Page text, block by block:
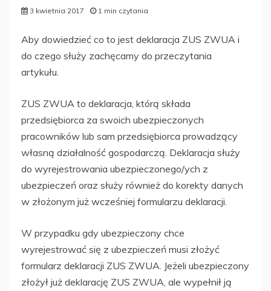
3 kwietnia 2017 1 min czytania
Aby dowiedzieć co to jest deklaracja ZUS ZWUA i
do czego służy zachęcamy do przeczytania
artykułu.
ZUS ZWUA to deklaracja, którą składa
przedsiębiorca za swoich ubezpieczonych
pracowników lub sam przedsiębiorca prowadzący
własną działalność gospodarczą. Deklaracja służy
do wyrejestrowania ubezpieczonego/ych z
ubezpieczeń oraz służy również do korekty danych
w złożonym już wcześniej formularzu deklaracji.
W przypadku gdy ubezpieczony chce
wyrejestrować się z ubezpieczeń musi złożyć
formularz deklaracji ZUS ZWUA. Jeżeli ubezpieczony
złożył już deklarację ZUS ZWUA, ale wypełnił ją